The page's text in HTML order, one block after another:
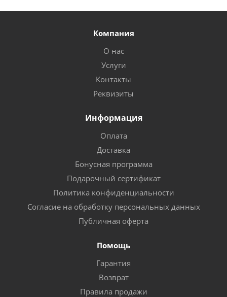
Компания
О нас
Услуги
Контакты
Реквизиты
Информация
Оплата
Доставка
Бонусная программа
Подарочный сертификат
Политика конфиденциальности
Согласие на обработку персональных данных
Публичная оферта
Помощь
Гарантия
Возврат
Правила продажи